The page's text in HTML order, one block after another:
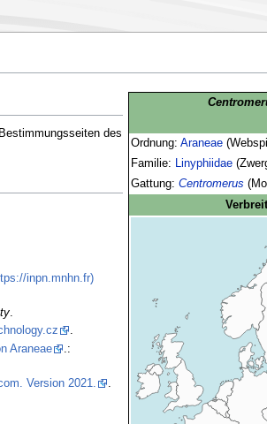
Ordnung: Araneae
Familie: Linyphiidae
Gattung: Centromerus
des
inpn.mnhn.fr)
.
.
Araneae
.:
Version 2021.